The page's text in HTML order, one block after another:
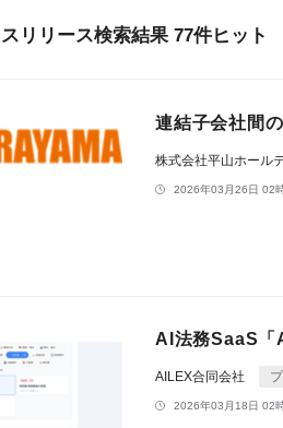
リリース検索結果 77件ヒット
連結子会社間
株式会社平山ホール
2026年03月26日 02
AI法務SaaS「
AILEX合同会社
2026年03月18日 02